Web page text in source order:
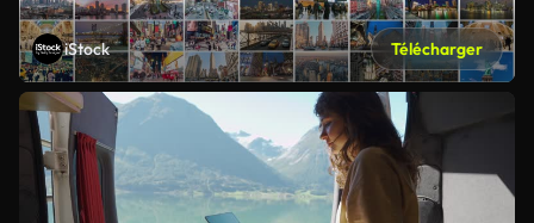
iStock Télécharger